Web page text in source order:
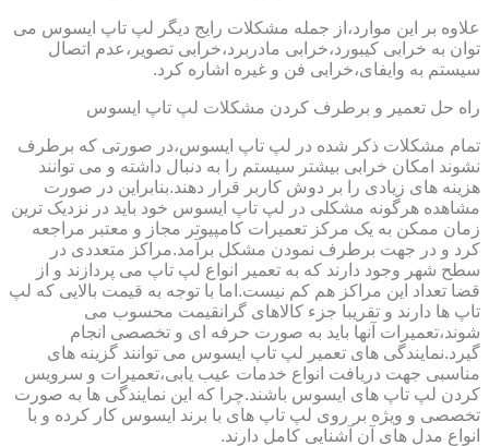
علاوه بر این موارد،از جمله مشکلات رایج دیگر لپ تاپ ایسوس می
توان به خرابی کیبورد،خرابی مادربرد،خرابی تصویر،عدم اتصال
سیستم به وایفای،خرابی فن و غیره اشاره کرد.
راه حل تعمیر و برطرف کردن مشکلات لپ تاپ ایسوس
تمام مشکلات ذکر شده در لپ تاپ ایسوس،در صورتی که برطرف
نشوند امکان خرابی بیشتر سیستم را به دنبال داشته و می توانند
هزینه های زیادی را بر دوش کاربر قرار دهند.بنابراین در صورت
مشاهده هرگونه مشکلی در لپ تاپ ایسوس خود باید در نزدیک ترین
زمان ممکن به یک مرکز تعمیرات کامپیوتر مجاز و معتبر مراجعه
کرد و در جهت برطرف نمودن مشکل برآمد.مراکز متعددی در
سطح شهر وجود دارند که به تعمیر انواع لپ تاپ می پردازند و از
قضا تعداد این مراکز هم کم نیست.اما با توجه به قیمت بالایی که لپ
تاپ ها دارند و تقریبا جزء کالاهای گرانقیمت محسوب می
شوند،تعمیرات آنها باید به صورت حرفه ای و تخصصی انجام
گیرد.نمایندگی های تعمیر لپ تاپ ایسوس می توانند گزینه های
مناسبی جهت دریافت انواع خدمات عیب یابی،تعمیرات و سرویس
کردن لپ تاپ های ایسوس باشند.چرا که این نمایندگی ها به صورت
تخصصی و ویژه بر روی لپ تاپ های با برند ایسوس کار کرده و با
انواع مدل های آن آشنایی کامل دارند.